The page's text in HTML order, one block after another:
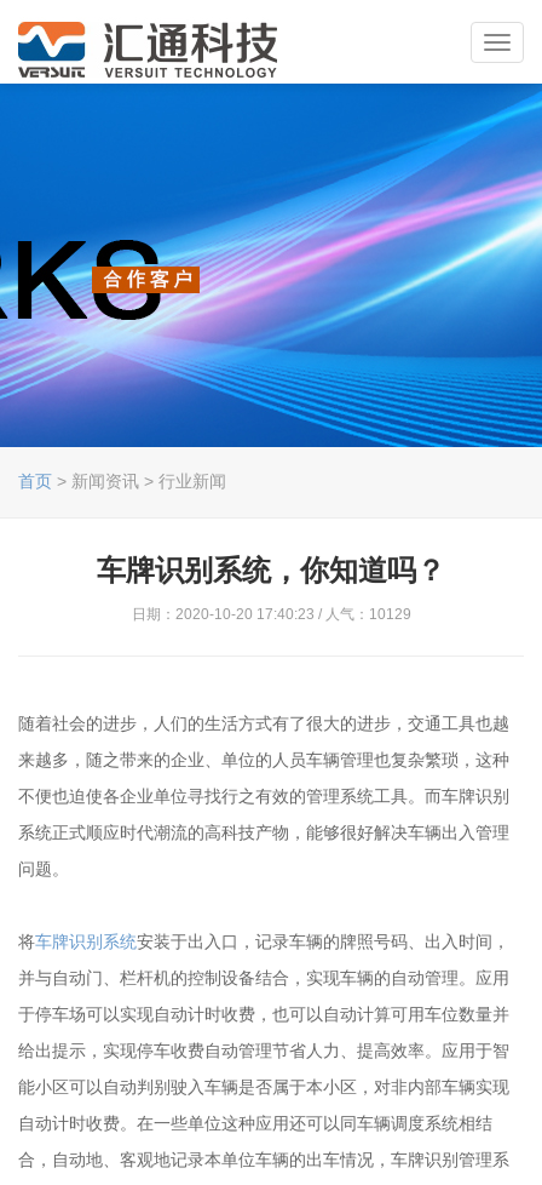
首页 > 新闻资讯 > 行业新闻
车牌识别系统，你知道吗？
日期：2020-10-20 17:40:23 / 人气：10129
随着社会的进步，人们的生活方式有了很大的进步，交通工具也越
来越多，随之带来的企业、单位的人员车辆管理也复杂繁琐，这种
不便也迫使各企业单位寻找行之有效的管理系统工具。而车牌识别
系统正式顺应时代潮流的高科技产物，能够很好解决车辆出入管理
问题。
将车牌识别系统安装于出入口，记录车辆的牌照号码、出入时间，
并与自动门、栏杆机的控制设备结合，实现车辆的自动管理。应用
于停车场可以实现自动计时收费，也可以自动计算可用车位数量并
给出提示，实现停车收费自动管理节省人力、提高效率。应用于智
能小区可以自动判别驶入车辆是否属于本小区，对非内部车辆实现
自动计时收费。在一些单位这种应用还可以同车辆调度系统相结
合，自动地、客观地记录本单位车辆的出车情况，车牌识别管理系